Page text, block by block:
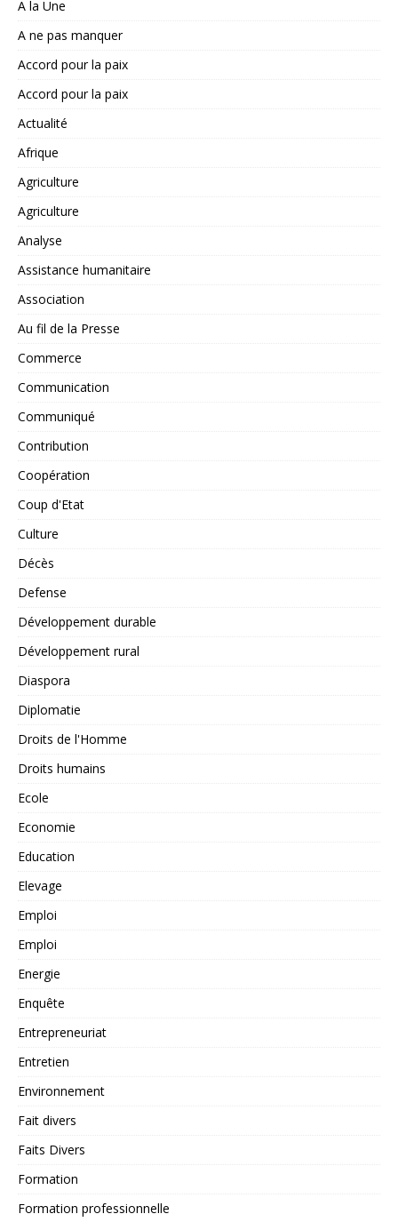
A la Une
A ne pas manquer
Accord pour la paix
Accord pour la paix
Actualité
Afrique
Agriculture
Agriculture
Analyse
Assistance humanitaire
Association
Au fil de la Presse
Commerce
Communication
Communiqué
Contribution
Coopération
Coup d'Etat
Culture
Décès
Defense
Développement durable
Développement rural
Diaspora
Diplomatie
Droits de l'Homme
Droits humains
Ecole
Economie
Education
Elevage
Emploi
Emploi
Energie
Enquête
Entrepreneuriat
Entretien
Environnement
Fait divers
Faits Divers
Formation
Formation professionnelle